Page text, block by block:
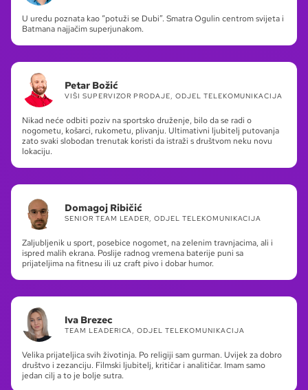
U uredu poznata kao “potuži se Dubi”. Smatra Ogulin centrom svijeta i
Batmana najjačim superjunakom.
Petar Božić
VIŠI SUPERVIZOR PRODAJE, ODJEL TELEKOMUNIKACIJA
Nikad neće odbiti poziv na sportsko druženje, bilo da se radi o
nogometu, košarci, rukometu, plivanju. Ultimativni ljubitelj putovanja
zato svaki slobodan trenutak koristi da istraži s društvom neku novu
lokaciju.
Domagoj Ribičić
SENIOR TEAM LEADER, ODJEL TELEKOMUNIKACIJA
Zaljubljenik u sport, posebice nogomet, na zelenim travnjacima, ali i
ispred malih ekrana. Poslije radnog vremena baterije puni sa
prijateljima na fitnesu ili uz craft pivo i dobar humor.
Iva Brezec
TEAM LEADERICA, ODJEL TELEKOMUNIKACIJA
Velika prijateljica svih životinja. Po religiji sam gurman. Uvijek za dobro
društvo i zezanciju. Filmski ljubitelj, kritičar i analitičar. Imam samo
jedan cilj a to je bolje sutra.